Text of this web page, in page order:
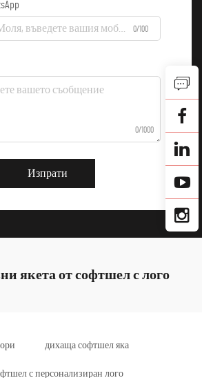
0/100
0/1000
Изпрати
якета от софтшел с лого
дихаща софтшел яка
с персонализиран лого